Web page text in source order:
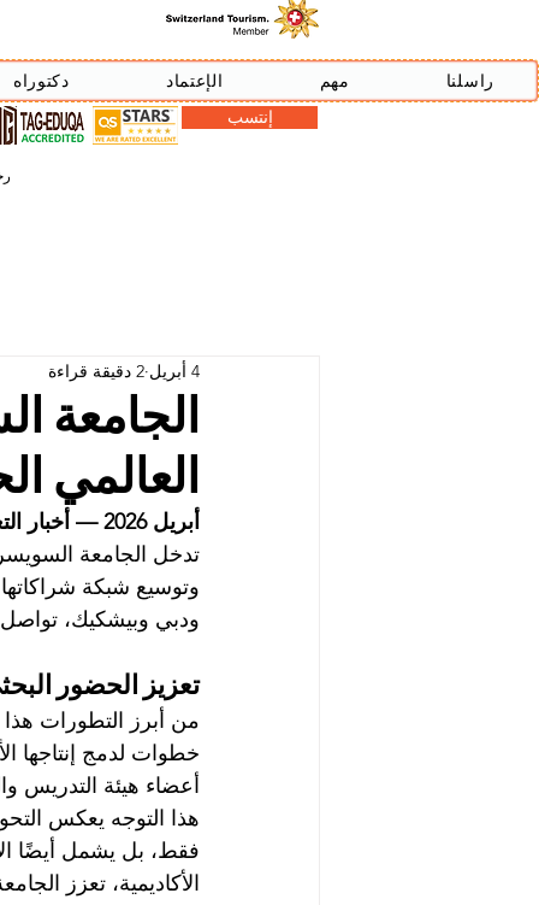
دكتوراه الإعتماد مهم
راسلنا
إنتسب
رخصة
الجامعة
العالمي
4 أبريل 2 دقيقة قراءة
أبريل 2026 — أخبار التعليم العالمي والابتكار
وتوسيع شبكة
ودبي وبيشكيك، تواصل
تعزيز الحضور
من أبرز التطورات هذا
خطوات لدمج إنتاجها
أعضاء هيئة التدريس
هذا التوجه يعكس
فقط، بل يشمل أيضًا
الأكاديمية، تعزز